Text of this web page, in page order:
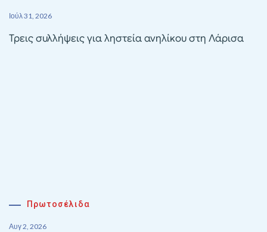
Ιούλ 31, 2026
Τρεις συλλήψεις για ληστεία ανηλίκου στη Λάρισα
Πρωτοσέλιδα
Αυγ 2, 2026